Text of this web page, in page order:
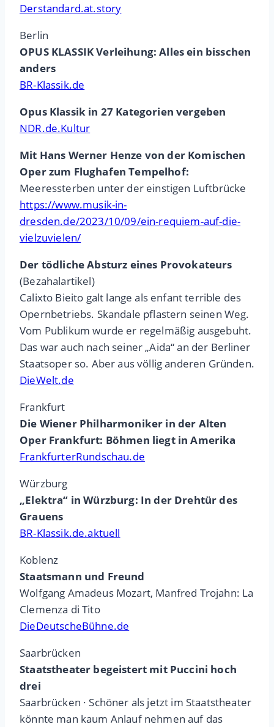
Derstandard.at.story
Berlin
OPUS KLASSIK Verleihung: Alles ein bisschen
anders
BR-Klassik.de
Opus Klassik in 27 Kategorien vergeben
NDR.de.Kultur
Mit Hans Werner Henze von der Komischen
Oper zum Flughafen Tempelhof:
Meeressterben unter der einstigen Luftbrücke
https://www.musik-in-
dresden.de/2023/10/09/ein-requiem-auf-die-
vielzuvielen/
Der tödliche Absturz eines Provokateurs
(Bezahalartikel)
Calixto Bieito galt lange als enfant terrible des
Opernbetriebs. Skandale pflastern seinen Weg.
Vom Publikum wurde er regelmäßig ausgebuht.
Das war auch nach seiner „Aida“ an der Berliner
Staatsoper so. Aber aus völlig anderen Gründen.
DieWelt.de
Frankfurt
Die Wiener Philharmoniker in der Alten
Oper Frankfurt: Böhmen liegt in Amerika
FrankfurterRundschau.de
Würzburg
„Elektra“ in Würzburg: In der Drehtür des
Grauens
BR-Klassik.de.aktuell
Koblenz
Staatsmann und Freund
Wolfgang Amadeus Mozart, Manfred Trojahn: La
Clemenza di Tito
DieDeutscheBühne.de
Saarbrücken
Staatstheater begeistert mit Puccini hoch
drei
Saarbrücken · Schöner als jetzt im Staatstheater
könnte man kaum Anlauf nehmen auf das